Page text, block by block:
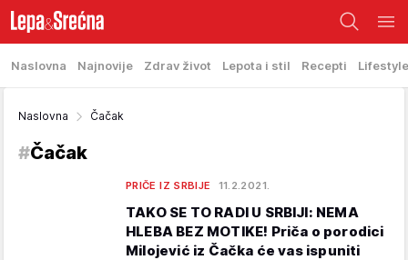
Naslovna Najnovije Zdrav život Lepota i stil Recepti Lifestyle
Naslovna Čačak
#Čačak
PRIČE IZ SRBIJE 11.2.2021.
TAKO SE TO RADI U SRBIJI: NEMA
HLEBA BEZ MOTIKE! Priča o porodici
Milojević iz Čačka će vas ispuniti